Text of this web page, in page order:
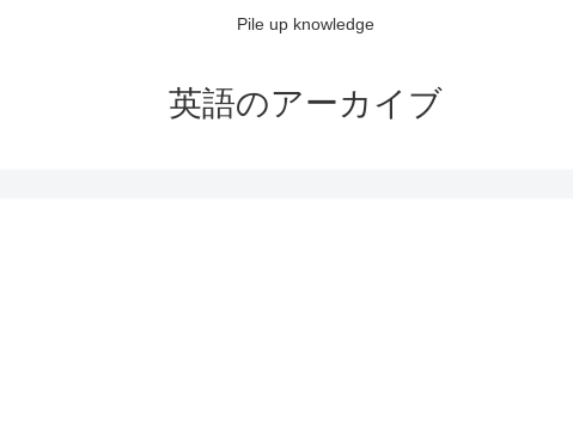
Pile up knowledge
英語のアーカイブ